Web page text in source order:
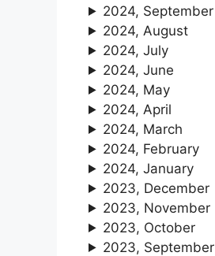
2024, September
2024, August
2024, July
2024, June
2024, May
2024, April
2024, March
2024, February
2024, January
2023, December
2023, November
2023, October
2023, September